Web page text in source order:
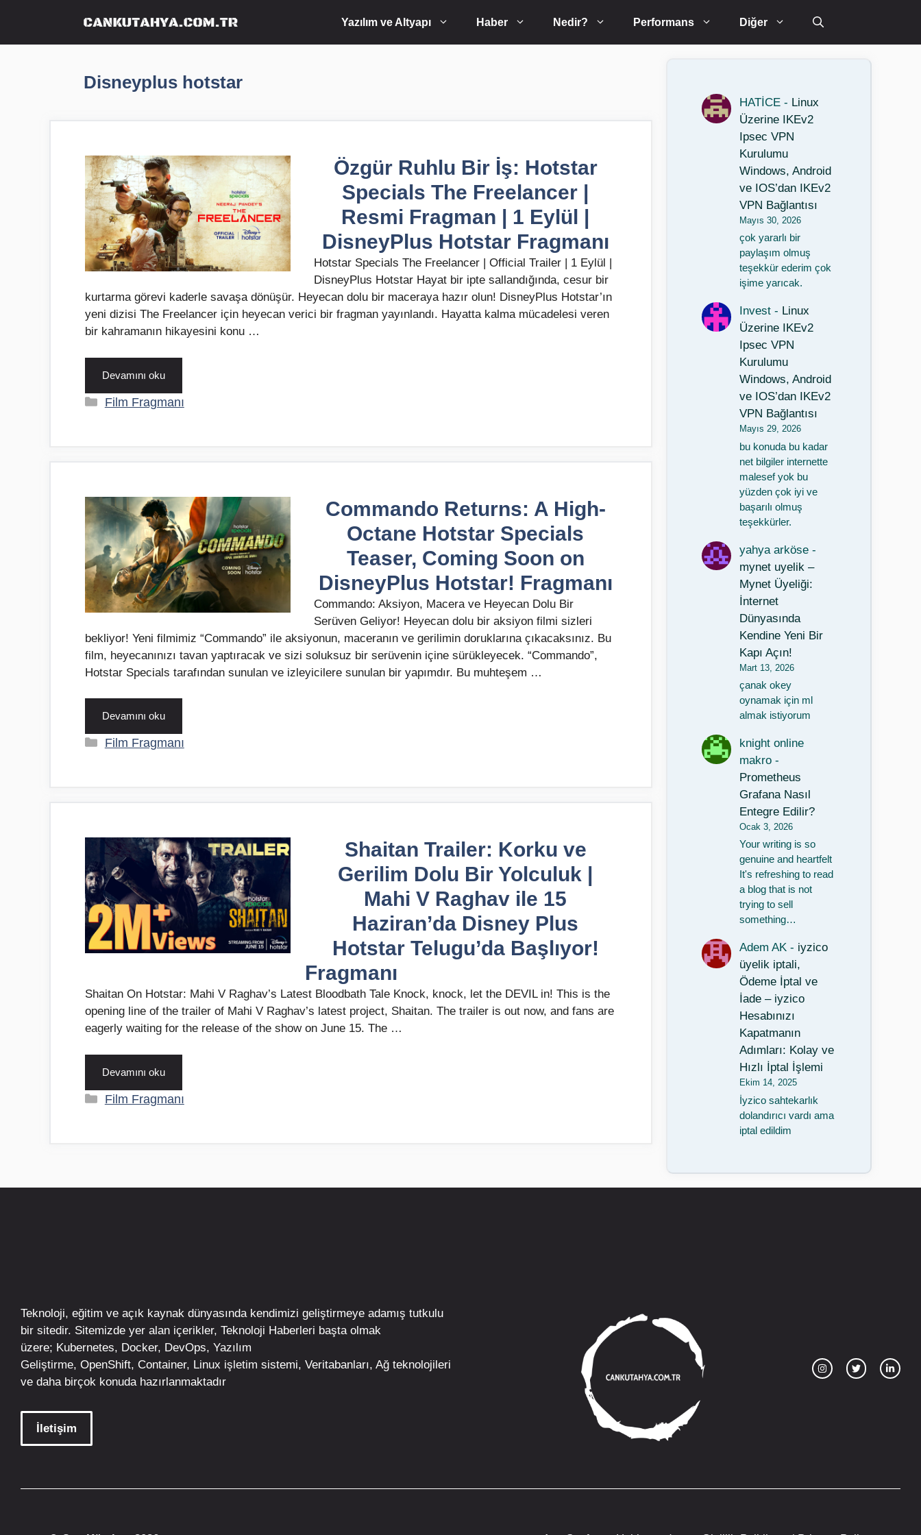
Yazılım ve Altyapı Haber Nedir? Performans Diğer
Disneyplus hotstar
Özgür Ruhlu Bir İş: Hotstar
Specials The Freelancer |
Resmi Fragman | 1 Eylül |
DisneyPlus Hotstar Fragmanı
Hotstar Specials The Freelancer | Official Trailer | 1 Eylül |
DisneyPlus Hotstar Hayat bir ipte sallandığında, cesur bir
kurtarma görevi kaderle savaşa dönüşür. Heyecan dolu bir maceraya hazır olun! DisneyPlus Hotstar’ın
yeni dizisi The Freelancer için heyecan verici bir fragman yayınlandı. Hayatta kalma mücadelesi veren
bir kahramanın hikayesini konu …
Devamını oku
Kategoriler
Film Fragmanı
Commando Returns: A High-
Octane Hotstar Specials
Teaser, Coming Soon on
DisneyPlus Hotstar! Fragmanı
Commando: Aksiyon, Macera ve Heyecan Dolu Bir
Serüven Geliyor! Heyecan dolu bir aksiyon filmi sizleri
bekliyor! Yeni filmimiz “Commando” ile aksiyonun, maceranın ve gerilimin doruklarına çıkacaksınız. Bu
film, heyecanınızı tavan yaptıracak ve sizi soluksuz bir serüvenin içine sürükleyecek. “Commando”,
Hotstar Specials tarafından sunulan ve izleyicilere sunulan bir yapımdır. Bu muhteşem …
Devamını oku
Kategoriler
Film Fragmanı
Shaitan Trailer: Korku ve
Gerilim Dolu Bir Yolculuk |
Mahi V Raghav ile 15
Haziran’da Disney Plus
Hotstar Telugu’da Başlıyor!
Fragmanı
Shaitan On Hotstar: Mahi V Raghav’s Latest Bloodbath Tale Knock, knock, let the DEVIL in! This is the
opening line of the trailer of Mahi V Raghav’s latest project, Shaitan. The trailer is out now, and fans are
eagerly waiting for the release of the show on June 15. The …
Devamını oku
Kategoriler
Film Fragmanı
HATİCE - Linux
Üzerine IKEv2
Ipsec VPN
Kurulumu
Windows, Android
ve IOS’dan IKEv2
VPN Bağlantısı
Mayıs 30, 2026
çok yararlı bir
paylaşım olmuş
teşekkür ederim çok
işime yarıcak.
Invest - Linux
Üzerine IKEv2
Ipsec VPN
Kurulumu
Windows, Android
ve IOS’dan IKEv2
VPN Bağlantısı
Mayıs 29, 2026
bu konuda bu kadar
net bilgiler internette
malesef yok bu
yüzden çok iyi ve
başarılı olmuş
teşekkürler.
yahya arköse -
mynet uyelik –
Mynet Üyeliği:
İnternet
Dünyasında
Kendine Yeni Bir
Kapı Açın!
Mart 13, 2026
çanak okey
oynamak için ml
almak istiyorum
knight online
makro -
Prometheus
Grafana Nasıl
Entegre Edilir?
Ocak 3, 2026
Your writing is so
genuine and heartfelt
It's refreshing to read
a blog that is not
trying to sell
something…
Adem AK - iyzico
üyelik iptali,
Ödeme İptal ve
İade – iyzico
Hesabınızı
Kapatmanın
Adımları: Kolay ve
Hızlı İptal İşlemi
Ekim 14, 2025
İyzico sahtekarlık
dolandırıcı vardı ama
iptal edildim
Teknoloji, eğitim ve açık kaynak dünyasında kendimizi geliştirmeye adamış tutkulu
bir sitedir. Sitemizde yer alan içerikler, Teknoloji Haberleri başta olmak
üzere; Kubernetes, Docker, DevOps, Yazılım
Geliştirme, OpenShift, Container, Linux işletim sistemi, Veritabanları, Ağ teknolojileri
ve daha birçok konuda hazırlanmaktadır
İletişim